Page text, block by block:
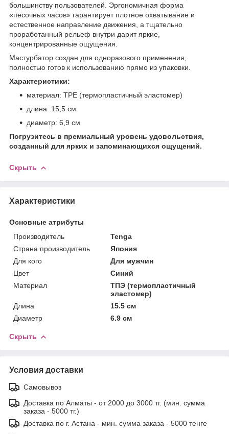
большинству пользователей. Эргономичная форма
«песочных часов» гарантирует плотное охватывание и
естественное направление движения, а тщательно
проработанный рельеф внутри дарит яркие,
концентрированные ощущения.
Мастурбатор создан для одноразового применения,
полностью готов к использованию прямо из упаковки.
Характеристики:
материал: TPE (термопластичный эластомер)
длина: 15,5 см
диаметр: 6,9 см
Погрузитесь в премиальный уровень удовольствия,
созданный для ярких и запоминающихся ощущений.
Скрыть
Характеристики
Основные атрибуты
Производитель
Tenga
Страна производитель
Япония
Для кого
Для мужчин
Цвет
Синий
Материал
ТПЭ (термопластичный
эластомер)
Длина
15.5 см
Диаметр
6.9 см
Скрыть
Условия доставки
Самовывоз
Доставка по Алматы - от 2000 до 3000 тг. (мин. сумма
заказа - 5000 тг.)
Доставка по г. Астана - мин. сумма заказа - 5000 тенге